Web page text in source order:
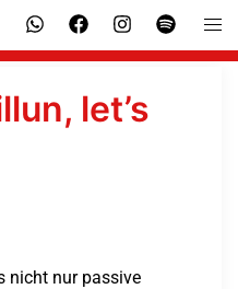
let’s
nicht nur passive